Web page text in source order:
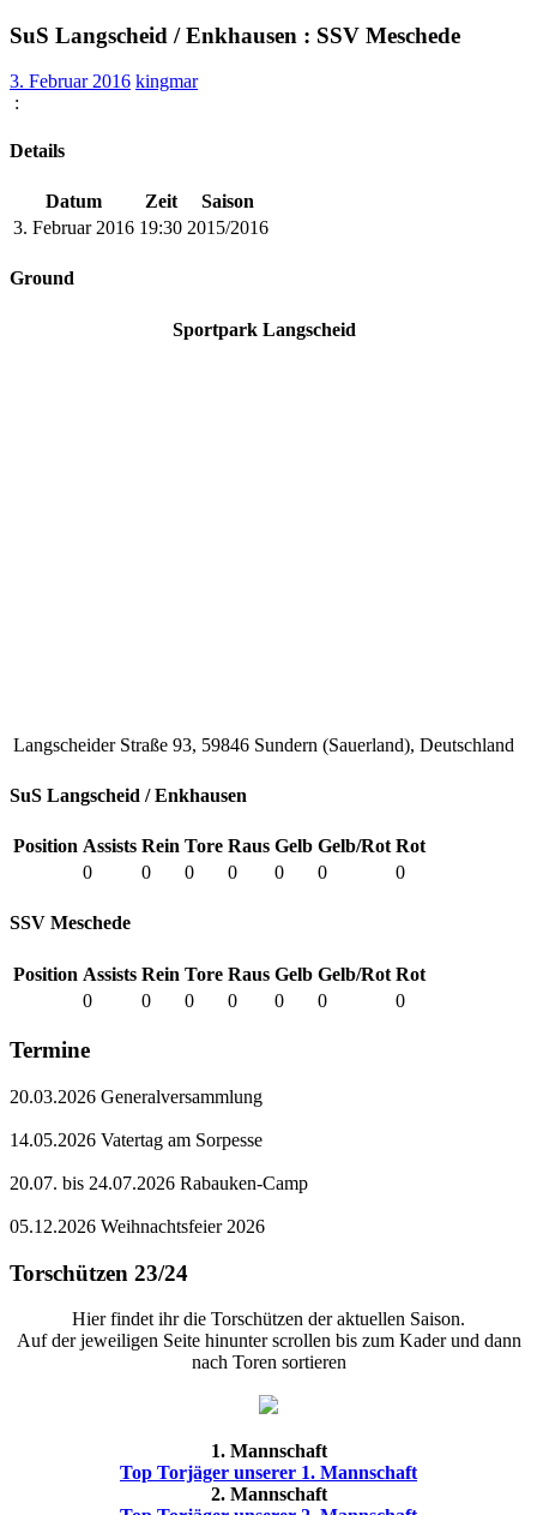
SuS Langscheid / Enkhausen : SSV Meschede
3. Februar 2016 kingmar
:
Details
Datum Zeit
Saison
3. Februar 2016 19:30 2015/2016
Ground
Sportpark Langscheid
Langscheider Straße 93, 59846 Sundern (Sauerland), Deutschland
SuS Langscheid / Enkhausen
Position Assists Rein Tore Raus Gelb Gelb/Rot Rot
0
0 0 0 0 0 0
SSV Meschede
Position Assists Rein Tore Raus Gelb Gelb/Rot Rot
0
0 0 0 0 0 0
Termine
20.03.2026 Generalversammlung
14.05.2026 Vatertag am Sorpesse
20.07. bis 24.07.2026 Rabauken-Camp
05.12.2026 Weihnachtsfeier 2026
Torschützen 23/24
Hier findet ihr die Torschützen der aktuellen Saison.
Auf der jeweiligen Seite hinunter scrollen bis zum Kader und dann
nach Toren sortieren
1. Mannschaft
Top Torjäger unserer 1. Mannschaft
2. Mannschaft